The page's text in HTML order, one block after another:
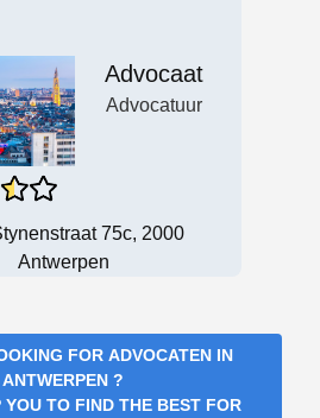
Advocaat
Advocatuur
75c, 2000
Antwerpen
FOR ADVOCATEN IN
ANTWERPEN ?
YOU TO FIND THE BEST FOR